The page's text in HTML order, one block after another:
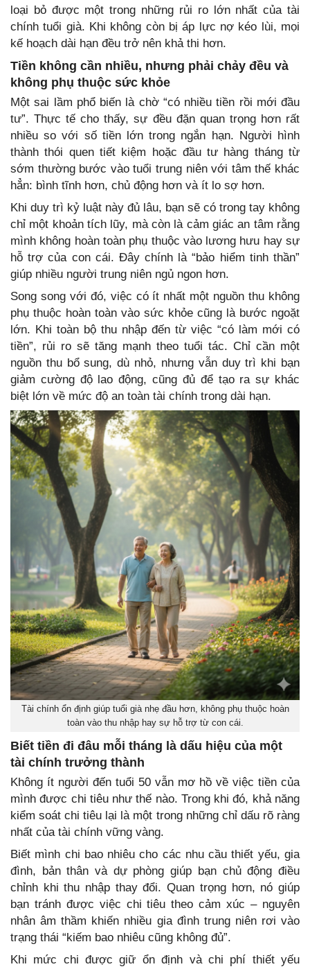
loại bỏ được một trong những rủi ro lớn nhất của tài
chính tuổi già. Khi không còn bị áp lực nợ kéo lùi, mọi
kế hoạch dài hạn đều trở nên khả thi hơn.
Tiền không cần nhiều, nhưng phải chảy đều và
không phụ thuộc sức khỏe
Một sai lầm phổ biến là chờ “có nhiều tiền rồi mới đầu
tư”. Thực tế cho thấy, sự đều đặn quan trọng hơn rất
nhiều so với số tiền lớn trong ngắn hạn. Người hình
thành thói quen tiết kiệm hoặc đầu tư hàng tháng từ
sớm thường bước vào tuổi trung niên với tâm thế khác
hẳn: bình tĩnh hơn, chủ động hơn và ít lo sợ hơn.
Khi duy trì kỷ luật này đủ lâu, bạn sẽ có trong tay không
chỉ một khoản tích lũy, mà còn là cảm giác an tâm rằng
mình không hoàn toàn phụ thuộc vào lương hưu hay sự
hỗ trợ của con cái. Đây chính là “bảo hiểm tinh thần”
giúp nhiều người trung niên ngủ ngon hơn.
Song song với đó, việc có ít nhất một nguồn thu không
phụ thuộc hoàn toàn vào sức khỏe cũng là bước ngoặt
lớn. Khi toàn bộ thu nhập đến từ việc “có làm mới có
tiền”, rủi ro sẽ tăng mạnh theo tuổi tác. Chỉ cần một
nguồn thu bổ sung, dù nhỏ, nhưng vẫn duy trì khi bạn
giảm cường độ lao động, cũng đủ để tạo ra sự khác
biệt lớn về mức độ an toàn tài chính trong dài hạn.
Tài chính ổn định giúp tuổi già nhẹ đầu hơn, không phụ thuộc hoàn
toàn vào thu nhập hay sự hỗ trợ từ con cái.
Biết tiền đi đâu mỗi tháng là dấu hiệu của một
tài chính trưởng thành
Không ít người đến tuổi 50 vẫn mơ hồ về việc tiền của
mình được chi tiêu như thế nào. Trong khi đó, khả năng
kiểm soát chi tiêu lại là một trong những chỉ dấu rõ ràng
nhất của tài chính vững vàng.
Biết mình chi bao nhiêu cho các nhu cầu thiết yếu, gia
đình, bản thân và dự phòng giúp bạn chủ động điều
chỉnh khi thu nhập thay đổi. Quan trọng hơn, nó giúp
bạn tránh được việc chi tiêu theo cảm xúc – nguyên
nhân âm thầm khiến nhiều gia đình trung niên rơi vào
trạng thái “kiếm bao nhiêu cũng không đủ”.
Khi mức chi được giữ ổn định và chi phí thiết yếu